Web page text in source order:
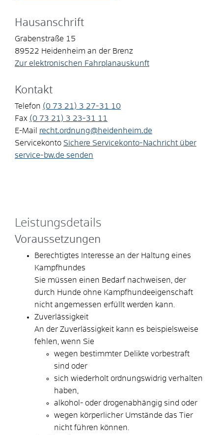
Hausanschrift
Grabenstraße 15
89522 Heidenheim an der Brenz
Zur elektronischen Fahrplanauskunft
Kontakt
Telefon (0 73 21) 3 27-31
10
Fax (0 73 21) 3 23-31
11
E-Mail
recht.ordnung@heidenheim.de
Servicekonto Sichere Servicekonto-Nachricht über
service-bw.de senden
Leistungsdetails
Voraussetzungen
Berechtigtes Interesse an der Haltung eines
Kampfhundes
Sie müssen einen Bedarf nachweisen, der
durch Hunde ohne Kampfhundeeigenschaft
nicht angemessen erfüllt werden kann.
Zuverlässigkeit
An der Zuverlässigkeit kann es beispielsweise
fehlen, wenn Sie
wegen bestimmter Delikte vorbestraft
sind oder
sich wiederholt ordnungswidrig verhalten
haben,
alkohol- oder drogenabhängig sind oder
wegen körperlicher Umstände das Tier
nicht führen können.